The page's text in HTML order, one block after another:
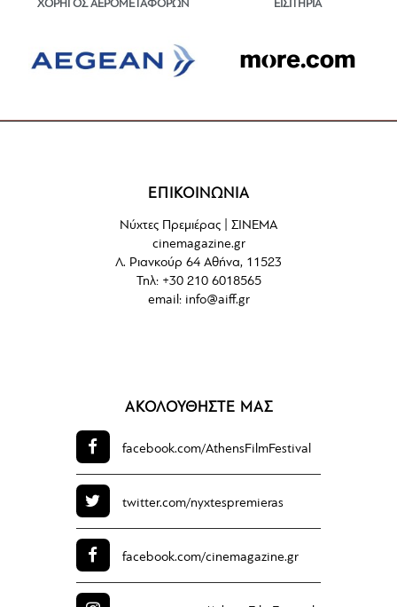
ΧΟΡΗΓΟΣ ΑΕΡΟΜΕΤΑΦΟΡΩΝ ΕΙΣΙΤΗΡΙΑ
ΕΠΙΚΟΙΝΩΝΙΑ
Νύχτες Πρεμιέρας | ΣΙΝΕΜΑ
cinemagazine.gr
Λ. Ριανκούρ 64 Αθήνα, 11523
Τηλ: +30 210 6018565
email: info@aiff.gr
ΑΚΟΛΟΥΘΗΣΤΕ ΜΑΣ
facebook.com/AthensFilmFestival
twitter.com/nyxtespremieras
facebook.com/cinemagazine.gr